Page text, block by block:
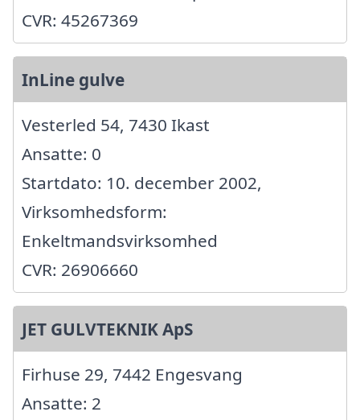
CVR: 45267369
InLine gulve
Vesterled 54, 7430 Ikast
Ansatte: 0
Startdato: 10. december 2002,
Virksomhedsform:
Enkeltmandsvirksomhed
CVR: 26906660
JET GULVTEKNIK ApS
Firhuse 29, 7442 Engesvang
Ansatte: 2